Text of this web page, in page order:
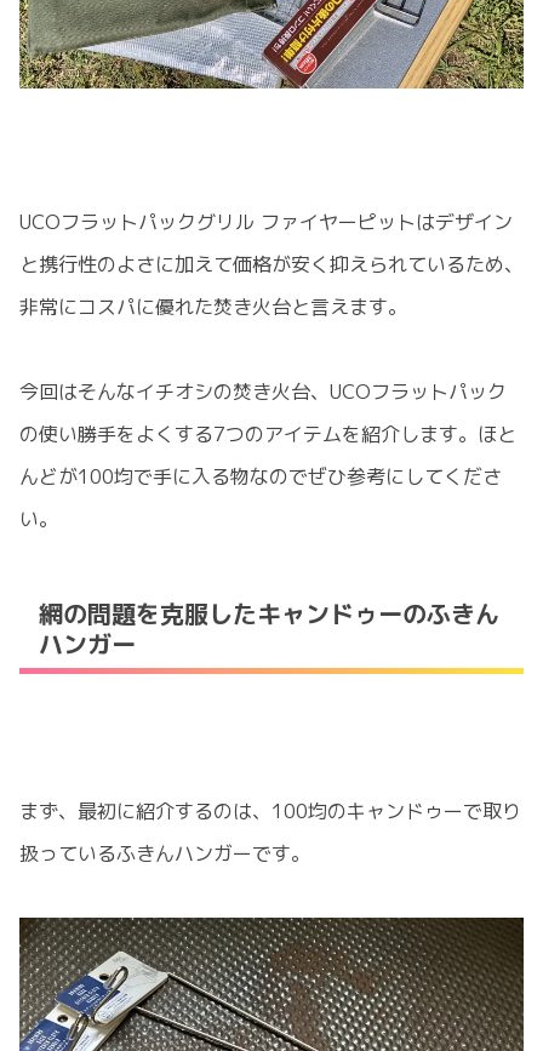
UCOフラットパックグリル ファイヤーピットはデザイン
と携行性のよさに加えて価格が安く抑えられているため、
非常にコスパに優れた焚き火台と言えます。
今回はそんなイチオシの焚き火台、UCOフラットパック
の使い勝手をよくする7つのアイテムを紹介します。ほと
んどが100均で手に入る物なのでぜひ参考にしてくださ
い。
網の問題を克服したキャンドゥーのふきん
ハンガー
まず、最初に紹介するのは、100均のキャンドゥーで取り
扱っているふきんハンガーです。